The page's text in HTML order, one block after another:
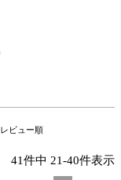
レビュー順
41件中 21-40件表示